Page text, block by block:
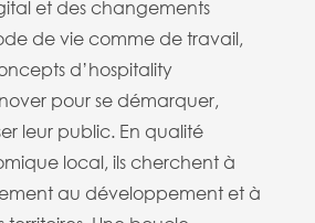
et des changements
de vie comme de travail,
d’hospitality
pour se démarquer,
leur public. En qualité
local, ils cherchent à
au développement et à